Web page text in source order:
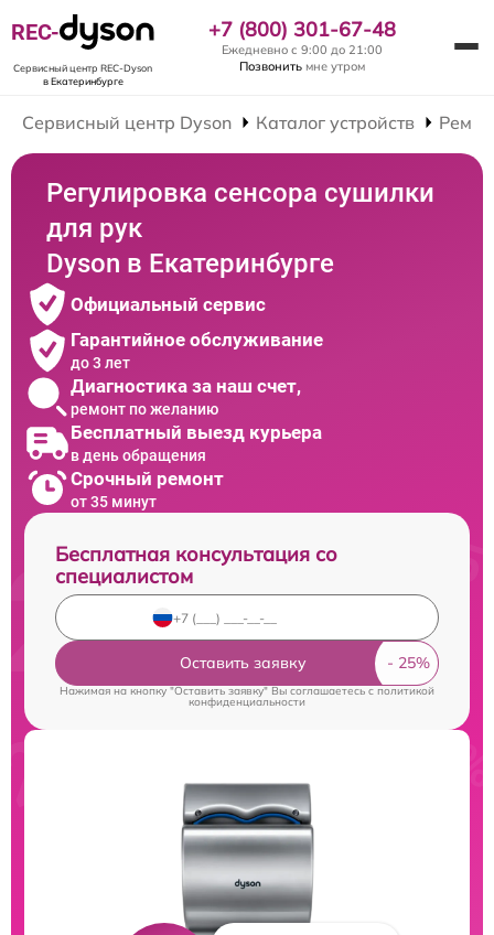
REC-
Сервисный центр REC-Dyson
в Екатеринбурге
+7 (800) 301-67-48
Ежедневно с 9:00 до 21:00
Позвонить мне утром
Сервисный центр Dyson Каталог устройств
Регулировка сенсора сушилки
для рук
Dyson в Екатеринбурге
Официальный сервис
Гарантийное обслуживание
до 3 лет
Диагностика за наш счет,
ремонт по желанию
Бесплатный выезд курьера
в день обращения
Срочный ремонт
от 35 минут
Бесплатная консультация со
специалистом
Оставить заявку
Нажимая на кнопку "Оставить заявку" Вы соглашаетесь cполитикой
конфиденциальности